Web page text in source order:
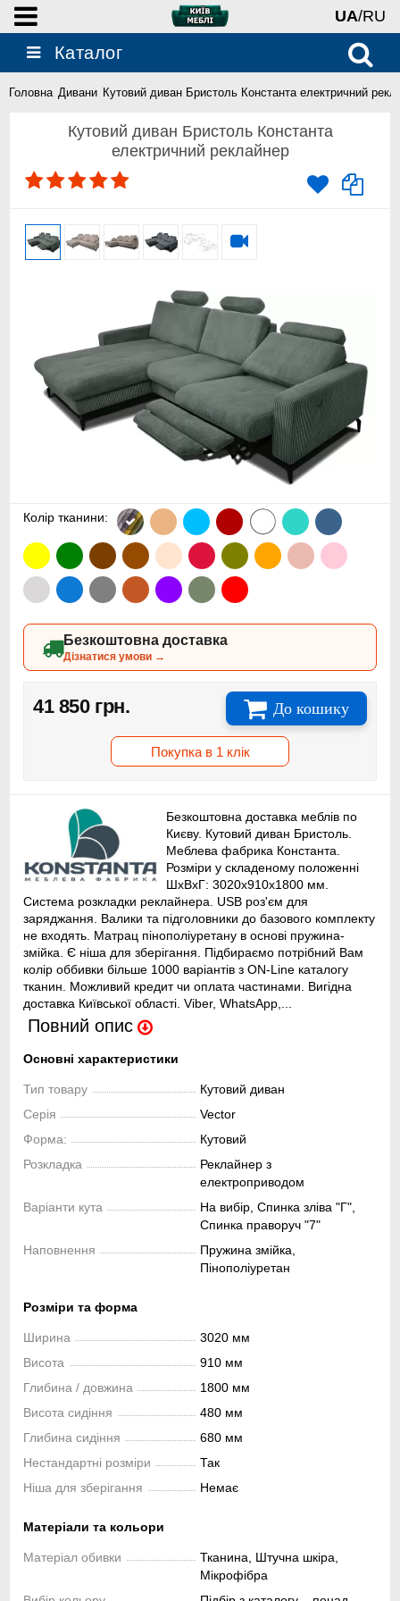
UA/RU
Каталог
Головна Дивани Кутовий диван Бристоль Константа електричний
Кутовий диван Бристоль Константа
електричний реклайнер
Колір тканини:
Безкоштовна доставка
Дізнатися умови →
41 850 грн. До кошику
Покупка в 1 клік
Безкоштовна доставка меблів по
Києву. Кутовий диван Бристоль.
Меблева фабрика Константа.
Розміри у складеному положенні
ШхВхГ: 3020х910х1800 мм.
Система розкладки реклайнера. USB роз'єм для
заряджання. Валики та підголовники до базового комплекту
не входять. Матрац пінополіуретану в основі пружина-
змійка. Є ніша для зберігання. Підбираємо потрібний Вам
колір оббивки більше 1000 варіантів з ON-Line каталогу
тканин. Можливий кредит чи оплата частинами. Вигідна
доставка Київської області. Viber, WhatsApp,...
Повний опис
Основні характеристики
Тип товару
Кутовий диван
Серія
Vector
Форма:
Кутовий
Розкладка
Реклайнер з
електроприводом
Варіанти кута
На вибір, Спинка зліва "Г",
Спинка праворуч "7"
Наповнення
Пружина змійка,
Пінополіуретан
Розміри та форма
Ширина
3020 мм
Висота
910 мм
Глибина / довжина
1800 мм
Висота сидіння
480 мм
Глибина сидіння
680 мм
Нестандартні розміри
Так
Ніша для зберігання
Немає
Матеріали та кольори
Матеріал обивки
Тканина, Штучна шкіра,
Мікрофібра